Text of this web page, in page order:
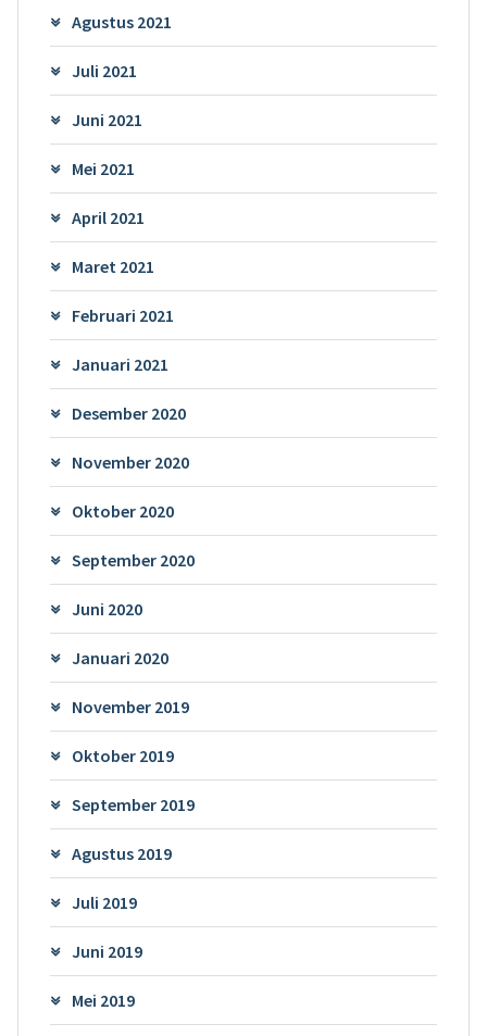
Agustus 2021
Juli 2021
Juni 2021
Mei 2021
April 2021
Maret 2021
Februari 2021
Januari 2021
Desember 2020
November 2020
Oktober 2020
September 2020
Juni 2020
Januari 2020
November 2019
Oktober 2019
September 2019
Agustus 2019
Juli 2019
Juni 2019
Mei 2019